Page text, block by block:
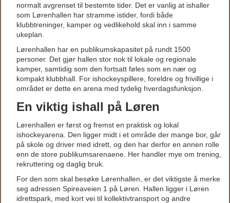
normalt avgrenset til bestemte tider. Det er vanlig at ishaller
som Lørenhallen har stramme istider, fordi både
klubbtreninger, kamper og vedlikehold skal inn i samme
ukeplan.
Lørenhallen har en publikumskapasitet på rundt 1500
personer. Det gjør hallen stor nok til lokale og regionale
kamper, samtidig som den fortsatt føles som en nær og
kompakt klubbhall. For ishockeyspillere, foreldre og frivillige i
området er dette en arena med tydelig hverdagsfunksjon.
En viktig ishall på Løren
Lørenhallen er først og fremst en praktisk og lokal
ishockeyarena. Den ligger midt i et område der mange bor, går
på skole og driver med idrett, og den har derfor en annen rolle
enn de store publikumsarenaene. Her handler mye om trening,
rekruttering og daglig bruk.
For den som skal besøke Lørenhallen, er det viktigste å merke
seg adressen Spireaveien 1 på Løren. Hallen ligger i Løren
idrettspark, med kort vei til kollektivtransport og andre